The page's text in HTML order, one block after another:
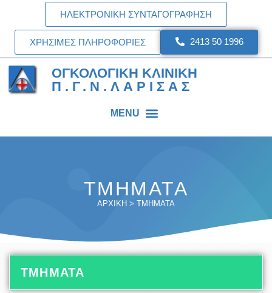
ΗΛΕΚΤΡΟΝΙΚΗ ΣΥΝΤΑΓΟΓΡΑΦΗΣΗ
ΧΡΗΣΙΜΕΣ ΠΛΗΡΟΦΟΡΙΕΣ 2413 50 1996
ΟΓΚΟΛΟΓΙΚΗ ΚΛΙΝΙΚΗ
Π.Γ.Ν.ΛΑΡΙΣΑΣ
MENU
ΤΜΗΜΑΤΑ
ΑΡΧΙΚΗ > ΤΜΗΜΑΤΑ
ΤΜΗΜΑΤΑ